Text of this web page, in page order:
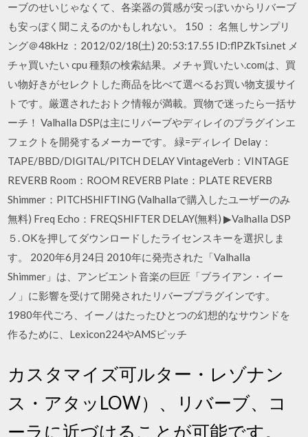
ーブのせいじゃなくて、各楽器の質感が安っぽいからリバーブ
も安っぽく聞こえるのかもしれない。 150 ： 名無しサンプリ
ング＠48kHz ：2012/02/18(土) 20:53:17.55 ID:flPZkTsi.net メ
チャ買いたい cpu 種類の検索結果。メチャ買いたい.comは、買
い物好きがセレクトした商品を比べて選べるお買い物支援サイ
トです。厳選されたおトク情報が満載。買物で迷ったら一括サ
ーチ！ Valhalla DSPは主にリバーブやディレイのプラグインエ
フェクトを開発するメーカーです。 緑=ディレイ Delay：
TAPE/BBD/DIGITAL/PITCH DELAY VintageVerb：VINTAGE
REVERB Room：ROOM REVERB Plate：PLATE REVERB
Shimmer：PITCHSHIFTING (Valhallaで購入したユーザーのみ
無料) Freq Echo：FREQSHIFTER DELAY(無料) ▶︎Valhalla DSP
５. OKを押してダウンロードしたライセンスキーを選択しま
す。 2020年6月24日 2010年に発売された「Valhalla
Shimmer」は、アンビエント音楽の巨匠「ブライアン・イー
ノ」に影響を受けて開発されたリバーブプラグインです。
1980年代ごろ、イーノはたったひとつの幻想的なサウンドを
作るために、Lexicon224やAMSピッチ
カスタマイズ可ルター・レゾナン
ス・アタッLOW）、リバーブ、コ
ーラに近づけることが可能です。